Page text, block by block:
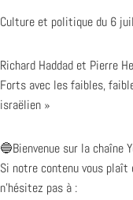
Culture et politique du 6
Richard Haddad et Pierre
Forts avec les faibles,
israëlien »
🔵Bienvenue sur la chaîne
Si notre contenu vous
n’hésitez pas à :